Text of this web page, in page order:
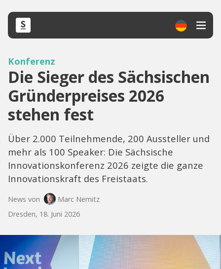
Konferenz
Die Sieger des Sächsischen
Gründerpreises 2026
stehen fest
Über 2.000 Teilnehmende, 200 Aussteller und
mehr als 100 Speaker: Die Sächsische
Innovationskonferenz 2026 zeigte die ganze
Innovationskraft des Freistaats.
News von
Marc Nemitz
Dresden, 18. Juni 2026